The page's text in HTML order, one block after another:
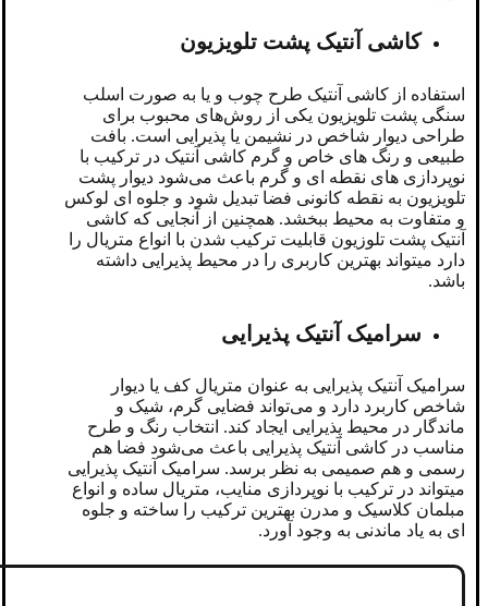
کاشی آنتیک پشت تلویزیون
استفاده از کاشی آنتیک طرح چوب و یا به صورت اسلب
سنگی پشت تلویزیون یکی از روش‌های محبوب برای
طراحی دیوار شاخص در نشیمن یا پذیرایی است. بافت
طبیعی و رنگ‌ های خاص و گرم کاشی آنتیک در ترکیب با
نوپردازی های نقطه ای و گرم باعث می‌شود دیوار پشت
تلویزیون به نقطه کانونی فضا تبدیل شود و جلوه ‌ای لوکس
و متفاوت به محیط ببخشد. همچنین از آنجایی که کاشی
آنتیک پشت تلوزیون قابلیت ترکیب شدن با انواع متریال را
دارد میتواند بهترین کاربری را در محیط پذیرایی داشته
باشد.
سرامیک آنتیک پذیرایی
سرامیک آنتیک پذیرایی به ‌عنوان متریال کف یا دیوار
شاخص کاربرد دارد و می‌تواند فضایی گرم، شیک و
ماندگار در محیط پذیرایی ایجاد کند. انتخاب رنگ و طرح
مناسب در کاشی آنتیک پذیرایی باعث می‌شود فضا هم
رسمی و هم صمیمی به نظر برسد. سرامیک آنتیک پذیرایی
میتواند در ترکیب با نوپردازی منایب، متریال ساده و انواع
مبلمان کلاسیک و مدرن بهترین ترکیب را ساخته و جلوه
ای به یاد ماندنی به وجود آورد.